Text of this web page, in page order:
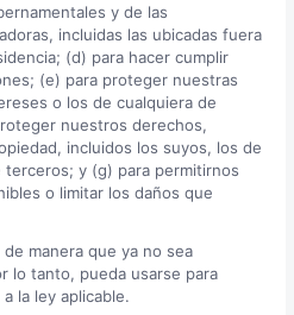
y de las
incluidas las ubicadas fuera
(d) para hacer cumplir
(e) para proteger nuestras
o los de cualquiera de
nuestros derechos,
incluidos los suyos, los de
y (g) para permitirnos
o limitar los daños que
manera que ya no sea
lo tanto, pueda usarse para
la ley aplicable.